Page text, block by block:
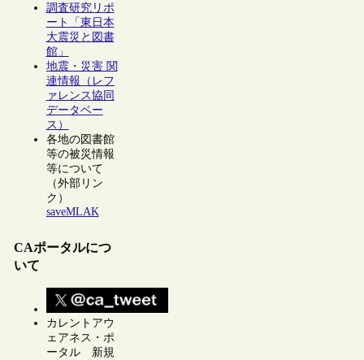
調査研究リポ
ート「東日本
大震災と図書
館」
地震・災害 関
連情報（レフ
ァレンス協同
データベー
ス）
各地の図書館
等の被災情報
等について
（外部リン
ク）
saveMLAK
CAポータルにつ
いて
カレントアウ
ェアネス・ポ
ータル 新規